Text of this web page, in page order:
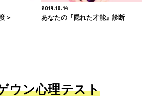
＞
2019.10.14
あなたの『隠れた才能』診断
ウン心理テスト